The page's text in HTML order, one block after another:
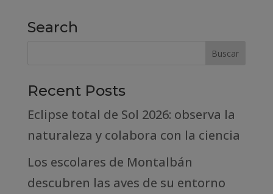
Search
Recent Posts
Eclipse total de Sol 2026: observa la
naturaleza y colabora con la ciencia
Los escolares de Montalbán
descubren las aves de su entorno